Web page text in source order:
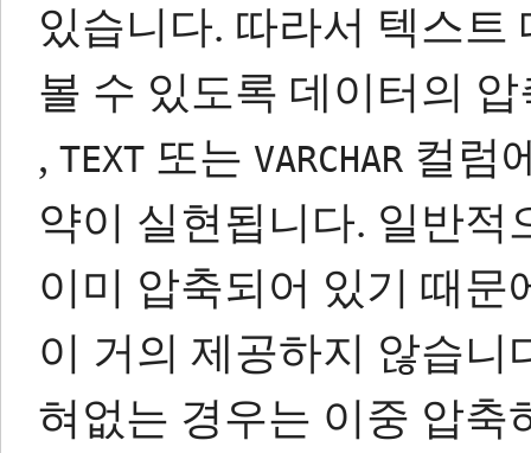
있습니다. 따라서 텍스트
볼 수 있도록 데이터의
, TEXT 또는 VARCHAR 컬럼
약이 실현됩니다. 일반적
이미 압축되어 있기 때문
이 거의 제공하지 않습니
혀없는 경우는 이중 압축